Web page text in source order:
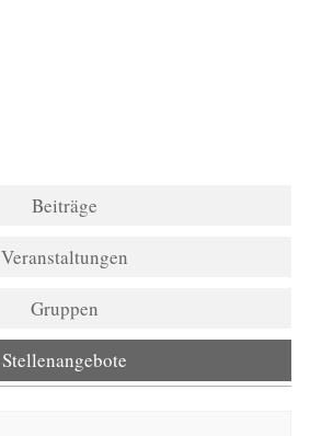
Beiträge
Veranstaltungen
Gruppen
Stellenangebote